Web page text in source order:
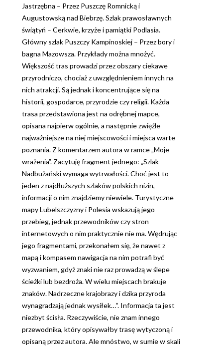
Jastrzębna – Przez Puszczę Romnicką i
Augustowską nad Biebrzę. Szlak prawosławnych
świątyń – Cerkwie, krzyże i pamiątki Podlasia.
Główny szlak Puszczy Kampinoskiej – Przez bory i
bagna Mazowsza. Przykłady można mnożyć.
Większość tras prowadzi przez obszary ciekawe
przyrodniczo, chociaż z uwzględnieniem innych na
nich atrakcji. Są jednak i koncentrujące się na
historii, gospodarce, przyrodzie czy religii. Każda
trasa przedstawiona jest na odrębnej mapce,
opisana najpierw ogólnie, a następnie zwięźle
najważniejsze na niej miejscowości i miejsca warte
poznania. Z komentarzem autora w ramce „Moje
wrażenia”. Zacytuję fragment jednego: „Szlak
Nadbużański wymaga wytrwałości. Choć jest to
jeden z najdłuższych szlaków polskich nizin,
informacji o nim znajdziemy niewiele. Turystyczne
mapy Lubelszczyzny i Polesia wskazują jego
przebieg, jednak przewodników czy stron
internetowych o nim praktycznie nie ma. Wędrując
jego fragmentami, przekonałem się, że nawet z
mapą i kompasem nawigacja na nim potrafi być
wyzwaniem, gdyż znaki nie raz prowadzą w ślepe
ścieżki lub bezdroża. W wielu miejscach brakuje
znaków. Nadrzeczne krajobrazy i dzika przyroda
wynagradzają jednak wysiłek…”. Informacja ta jest
niezbyt ścisła. Rzeczywiście, nie znam innego
przewodnika, który opisywałby trasę wytyczoną i
opisaną przez autora. Ale mnóstwo, w sumie w skali